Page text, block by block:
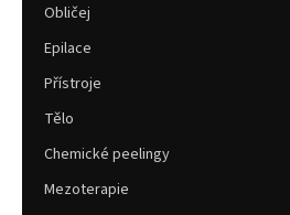
Obličej
Epilace
Přístroje
Tělo
Chemické peelingy
Mezoterapie